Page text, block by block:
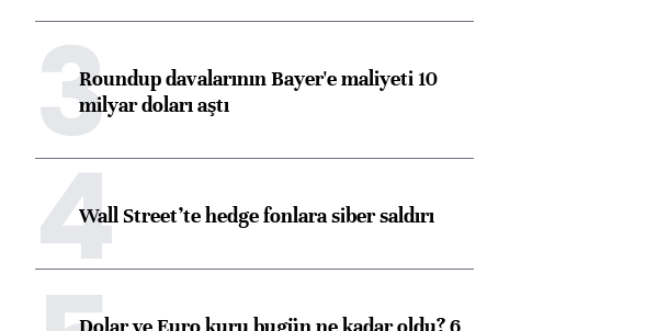
3Roundup davalarının Bayer'e maliyeti 10
milyar doları aştı
4Wall Street’te hedge fonlara siber saldırı
Dolar ve Euro kuru bugün ne kadar oldu? 6